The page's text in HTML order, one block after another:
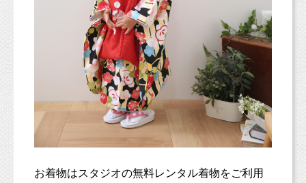
お着物はスタジオの無料レンタル着物をご利用